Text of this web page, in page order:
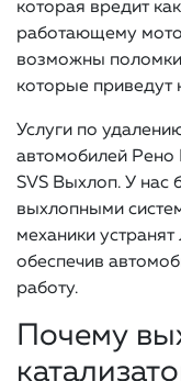
которая вредит
работающему
возможны поломки
которые приведут
Услуги по
автомобилей Рено
SVS Выхлоп. У нас
выхлопными
механики
обеспечив
работу.
Почему